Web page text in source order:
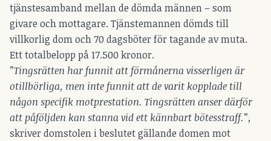
tjänstesamband mellan de dömda männen – som
givare och mottagare. Tjänstemannen dömds till
villkorlig dom och 70 dagsböter för tagande av muta.
Ett totalbelopp på 17.500 kronor.
”Tingsrätten har funnit att förmånerna visserligen är
otillbörliga, men inte funnit att de varit kopplade till
någon specifik motprestation. Tingsrätten anser därför
att påföljden kan stanna vid ett kännbart bötesstraff.”,
skriver domstolen i beslutet gällande domen mot